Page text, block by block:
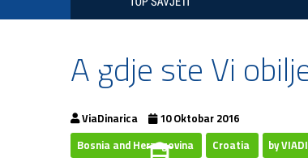
A gdje ste Vi
ViaDinarica
10 Oktobar 2016
Bosnia and Herzegovina
Croatia by